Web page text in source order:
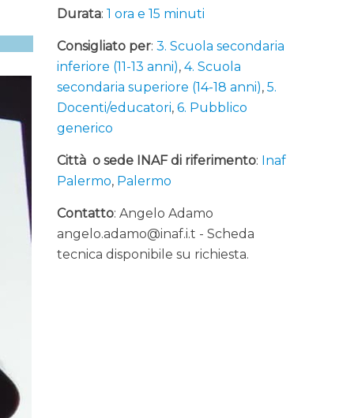
Durata:1 ora e 15 minuti
Consigliato per:3. Scuola secondaria
inferiore (11-13 anni),4. Scuola
secondaria superiore (14-18 anni),5.
Docenti/educatori,6. Pubblico
generico
Città o sede INAF di riferimento: Inaf
Palermo, Palermo
Contatto: Angelo Adamo
angelo.adamo@inaf.i.t - Scheda
tecnica disponibile su richiesta.